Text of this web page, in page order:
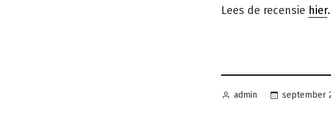
Lees de recensie hier.
Geplaatst
admin september